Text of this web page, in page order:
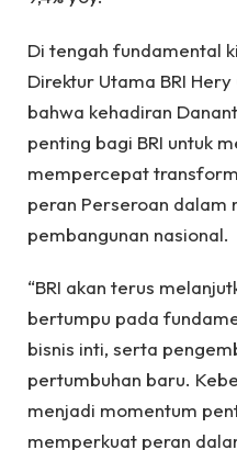
Di tengah fundamental
Direktur Utama BRI
bahwa kehadiran
penting bagi BRI untuk
mempercepat
peran Perseroan dalam
pembangunan nasional.
“BRI akan terus
bertumpu pada
bisnis inti, serta
pertumbuhan baru.
menjadi momentum
memperkuat peran